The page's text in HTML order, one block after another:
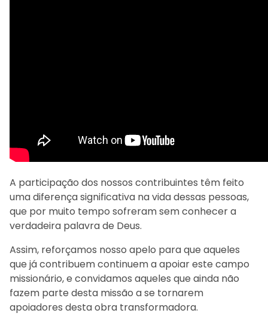
A participação dos nossos contribuintes têm feito
uma diferença significativa na vida dessas pessoas,
que por muito tempo sofreram sem conhecer a
verdadeira palavra de Deus.
Assim, reforçamos nosso apelo para que aqueles
que já contribuem continuem a apoiar este campo
missionário, e convidamos aqueles que ainda não
fazem parte desta missão a se tornarem
apoiadores desta obra transformadora.